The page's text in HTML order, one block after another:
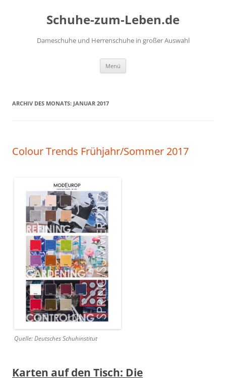
Schuhe-zum-Leben.de
Dameschuhe und Herrenschuhe in großer Auswahl
Menü
ARCHIV DES MONATS: JANUAR 2017
Colour Trends Frühjahr/Sommer 2017
Quelle: Deutsches Schuhinstitut
Karten auf den Tisch: Die